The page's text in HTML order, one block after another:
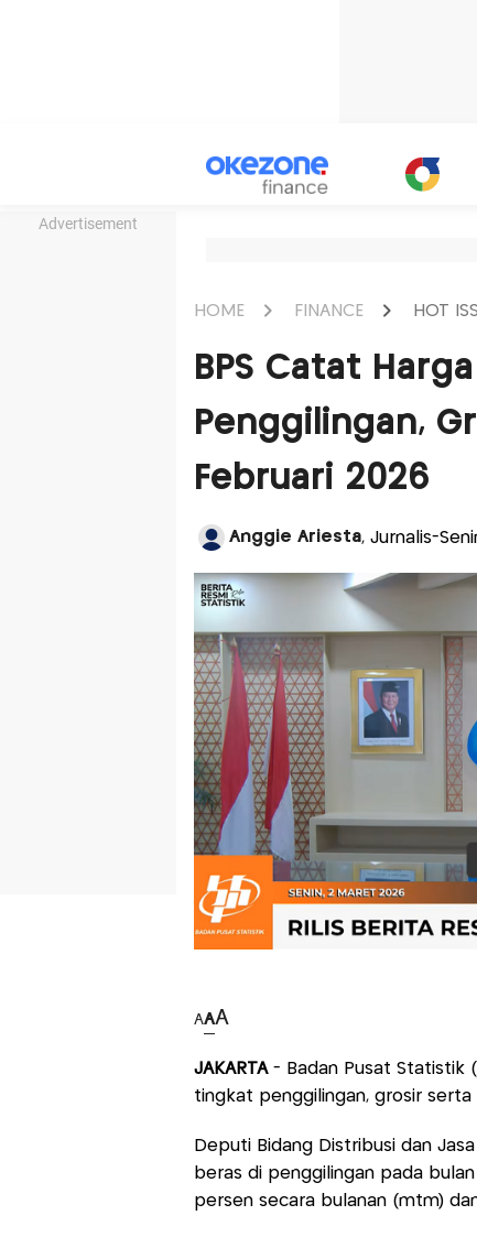
Advertisement
HOME FINANCE HOT
BPS Catat
Penggilingan,
Februari 2026
Anggie Ariesta, Jurnalis-
AAA
JAKARTA- Badan Pusat Statistik (
tingkat penggilingan, grosir
Deputi Bidang Distribusi dan
beras di penggilingan pada
persen secara bulanan (mtm)